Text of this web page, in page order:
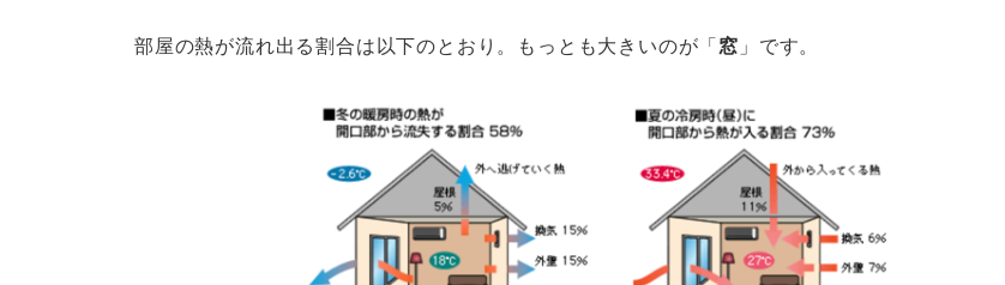
部屋の熱が流れ出る割合は以下のとおり。もっとも大きいのが「窓 」です。